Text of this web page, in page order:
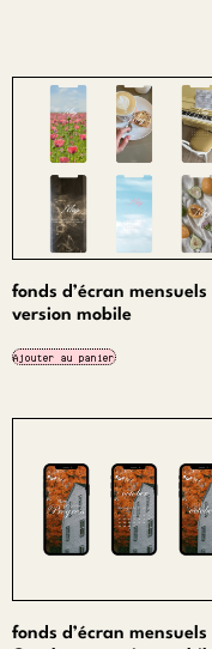
fonds d’écran mensuels
version mobile
Ajouter au panier
fonds d’écran mensuels